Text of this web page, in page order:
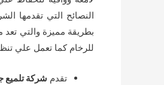
النصائح التي تقدمها
بطريقة مميزة والتي
للرخام كما تعمل علي
تقدم شركة تلميع